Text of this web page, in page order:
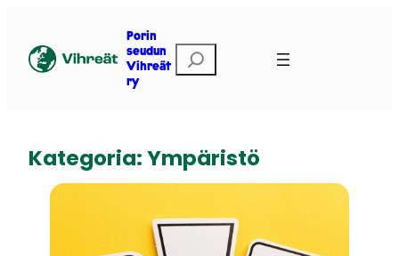
Porin
seudun
Vihreät
ry
t
Kategoria:Ympäristö